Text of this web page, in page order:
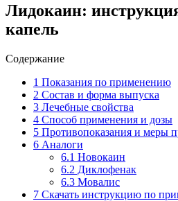
Лидокаин:
капель
Содержание
1 Показания по применению
2 Состав и форма выпуска
3 Лечебные свойства
4 Способ применения и дозы
5 Противопоказания и меры
6 Аналоги
6.1 Новокаин
6.2 Диклофенак
6.3 Мовалис
7 Скачать инструкцию по